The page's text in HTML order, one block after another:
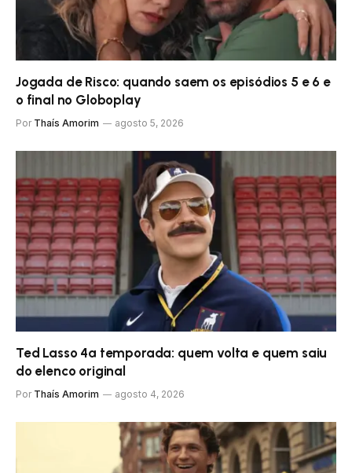
Jogada de Risco: quando saem os episódios 5 e 6 e
o final no Globoplay
Por Thaís Amorim agosto 5, 2026
Ted Lasso 4ª temporada: quem volta e quem saiu
do elenco original
Por Thaís Amorim agosto 4, 2026